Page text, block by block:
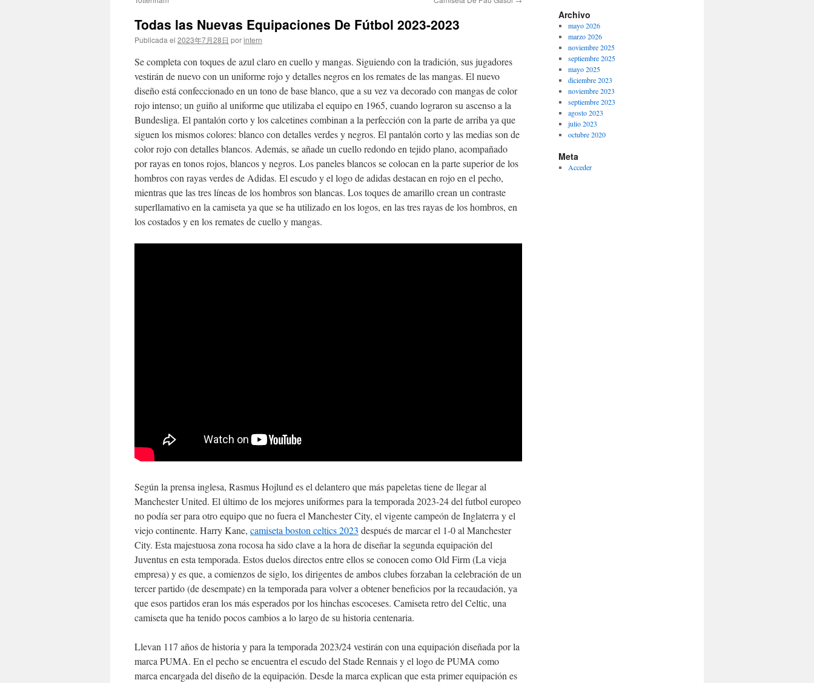
Todas las Nuevas Equipaciones De Fútbol 2023-2023
Publicada el 2023年7月28日 porintern
Se completa con toques de azul claro en cuello y mangas. Siguiendo con la tradición, sus jugadores
vestirán de nuevo con un uniforme rojo y detalles negros en los remates de las mangas. El nuevo
diseño está confeccionado en un tono de base blanco, que a su vez va decorado con mangas de color
rojo intenso; un guiño al uniforme que utilizaba el equipo en 1965, cuando lograron su ascenso a la
Bundesliga. El pantalón corto y los calcetines combinan a la perfección con la parte de arriba ya que
siguen los mismos colores: blanco con detalles verdes y negros. El pantalón corto y las medias son de
color rojo con detalles blancos. Además, se añade un cuello redondo en tejido plano, acompañado
por rayas en tonos rojos, blancos y negros. Los paneles blancos se colocan en la parte superior de los
hombros con rayas verdes de Adidas. El escudo y el logo de adidas destacan en rojo en el pecho,
mientras que las tres líneas de los hombros son blancas. Los toques de amarillo crean un contraste
superllamativo en la camiseta ya que se ha utilizado en los logos, en las tres rayas de los hombros, en
los costados y en los remates de cuello y mangas.
Según la prensa inglesa, Rasmus Hojlund es el delantero que más papeletas tiene de llegar al
Manchester United. El último de los mejores uniformes para la temporada 2023-24 del futbol europeo
no podía ser para otro equipo que no fuera el Manchester City, el vigente campeón de Inglaterra y el
viejo continente. Harry Kane, camiseta boston celtics 2023 después de marcar el 1-0 al Manchester
City. Esta majestuosa zona rocosa ha sido clave a la hora de diseñar la segunda equipación del
Juventus en esta temporada. Estos duelos directos entre ellos se conocen como Old Firm (La vieja
empresa) y es que, a comienzos de siglo, los dirigentes de ambos clubes forzaban la celebración de un
tercer partido (de desempate) en la temporada para volver a obtener beneficios por la recaudación, ya
que esos partidos eran los más esperados por los hinchas escoceses. Camiseta retro del Celtic, una
camiseta que ha tenido pocos cambios a lo largo de su historia centenaria.
Llevan 117 años de historia y para la temporada 2023/24 vestirán con una equipación diseñada por la
marca PUMA. En el pecho se encuentra el escudo del Stade Rennais y el logo de PUMA como
marca encargada del diseño de la equipación. Desde la marca explican que esta primer equipación es
Archivo
mayo 2026
marzo 2026
noviembre 2025
septiembre 2025
mayo 2025
diciembre 2023
noviembre 2023
septiembre 2023
agosto 2023
julio 2023
octubre 2020
Meta
Acceder